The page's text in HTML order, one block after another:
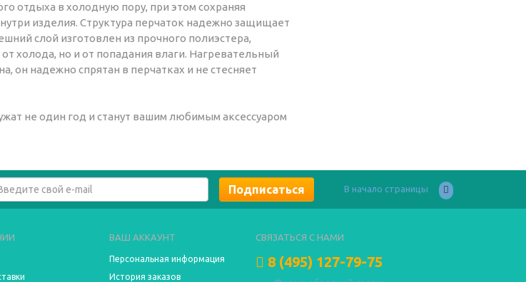
отдыха в холодную пору, при этом сохраняя
изделия. Структура перчаток надежно защищает
слой изготовлен из прочного полиэстера,
холода, но и от попадания влаги. Нагревательный
он надежно спрятан в перчатках и не стесняет
не один год и станут вашим любимым аксессуаром
В начало страницы
ВАШ АККАУНТ
Персональная информация
История заказов
СВЯЗАТЬСЯ С НАМИ
8 (495) 127-79-75